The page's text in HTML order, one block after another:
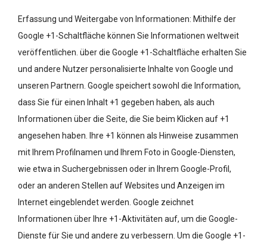
Erfassung und Weitergabe von Informationen: Mithilfe der
Google +1-Schaltfläche können Sie Informationen weltweit
veröffentlichen. über die Google +1-Schaltfläche erhalten Sie
und andere Nutzer personalisierte Inhalte von Google und
unseren Partnern. Google speichert sowohl die Information,
dass Sie für einen Inhalt +1 gegeben haben, als auch
Informationen über die Seite, die Sie beim Klicken auf +1
angesehen haben. Ihre +1 können als Hinweise zusammen
mit Ihrem Profilnamen und Ihrem Foto in Google-Diensten,
wie etwa in Suchergebnissen oder in Ihrem Google-Profil,
oder an anderen Stellen auf Websites und Anzeigen im
Internet eingeblendet werden. Google zeichnet
Informationen über Ihre +1-Aktivitäten auf, um die Google-
Dienste für Sie und andere zu verbessern. Um die Google +1-